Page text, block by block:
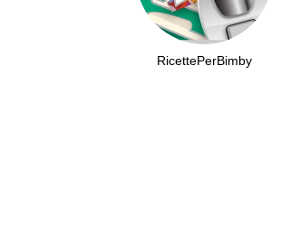
RicettePerBimby